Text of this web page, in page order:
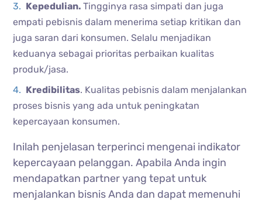
Kepedulian.Tingginya rasa simpati dan juga
empati pebisnis dalam menerima setiap kritikan dan
juga saran dari konsumen. Selalu menjadikan
keduanya sebagai prioritas perbaikan kualitas
produk/jasa.
Kredibilitas. Kualitas pebisnis dalam menjalankan
proses bisnis yang ada untuk peningkatan
kepercayaan konsumen.
Inilah penjelasan terperinci mengenai indikator
kepercayaan pelanggan. Apabila Anda ingin
mendapatkan partner yang tepat untuk
menjalankan bisnis Anda dan dapat memenuhi